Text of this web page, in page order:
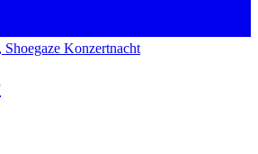
Konzertnacht